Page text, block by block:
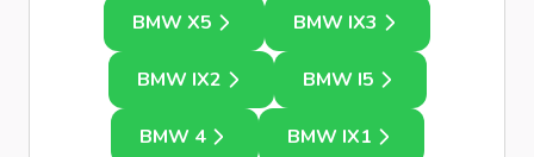
BMW X5 BMW IX3
BMW IX2 BMW I5
BMW 4 BMW IX1